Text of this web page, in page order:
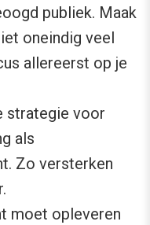
publiek. Maak
oneindig veel
allereerst op je
strategie voor
als
Zo versterken
moet opleveren